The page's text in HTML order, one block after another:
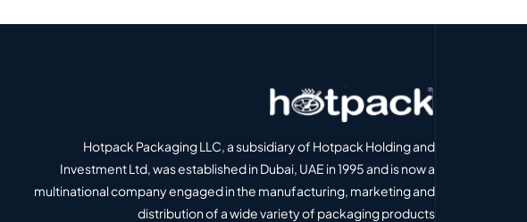
Hotpack Packaging LLC, a subsidiary of Hotpack Holding and
Investment Ltd, was established in Dubai, UAE in 1995 and is now a
multinational company engaged in the manufacturing, marketing and
distribution of a wide variety of packaging products